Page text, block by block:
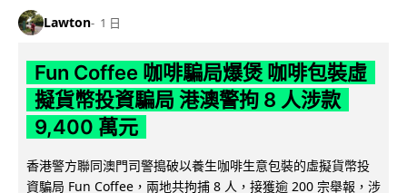
Lawton 1 日
Fun Coffee 咖啡騙局爆煲 咖啡包裝虛
擬貨幣投資騙局 港澳警拘 8 人涉款
9,400 萬元
香港警方聯同澳門司警搗破以養生咖啡生意包裝的虛擬貨幣投
資騙局 Fun Coffee，兩地共拘捕 8 人，接獲逾 200 宗舉報，涉